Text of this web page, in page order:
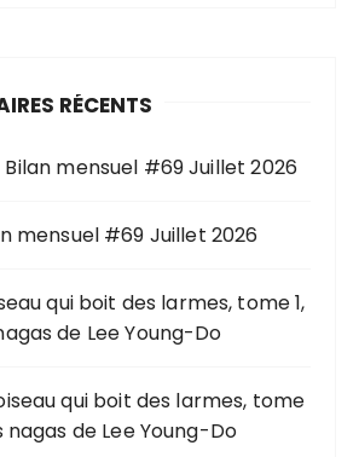
RÉCENTS
Bilan mensuel #69 Juillet 2026
mensuel #69 Juillet 2026
qui boit des larmes, tome 1,
de Lee Young-Do
qui boit des larmes, tome
nagas de Lee Young-Do